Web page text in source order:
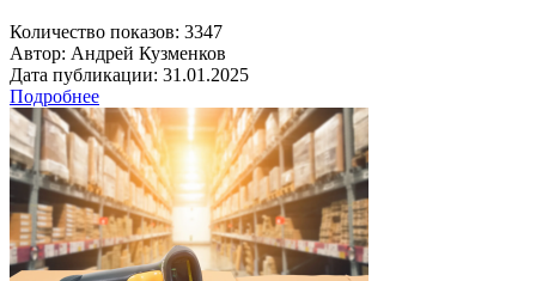
Количество показов: 3347
Автор: Андрей Кузменков
Дата публикации: 31.01.2025
Подробнее